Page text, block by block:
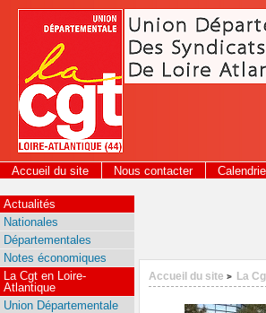
Panneau de gestion des cookies
Accueil du site Nous contacter
2026
Accueil du site > La
Actualités
Nationales
Départementales
Notes économiques
La Cgt en Loire-
Atlantique
Union Départementale